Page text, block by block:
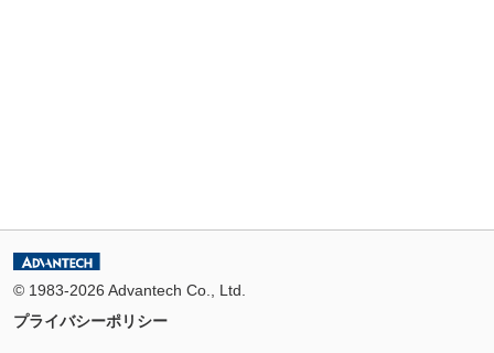
© 1983-2026 Advantech Co., Ltd.
プライバシーポリシー